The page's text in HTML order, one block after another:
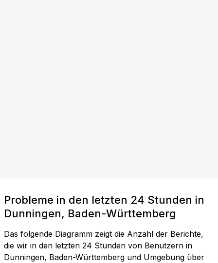
Probleme in den letzten 24 Stunden in
Dunningen, Baden-Württemberg
Das folgende Diagramm zeigt die Anzahl der Berichte,
die wir in den letzten 24 Stunden von Benutzern in
Dunningen, Baden-Württemberg und Umgebung über